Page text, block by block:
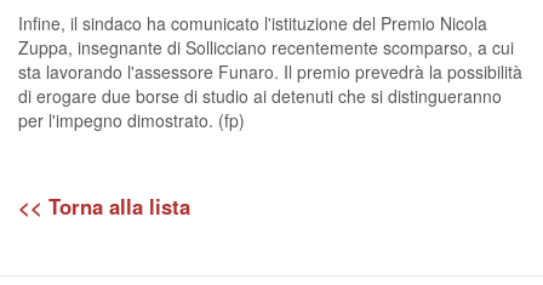
Infine, il sindaco ha comunicato l'istituzione del Premio Nicola
Zuppa, insegnante di Sollicciano recentemente scomparso, a cui
sta lavorando l'assessore Funaro. Il premio prevedrà la possibilità
di erogare due borse di studio ai detenuti che si distingueranno
per l'impegno dimostrato. (fp)
<< Torna alla lista